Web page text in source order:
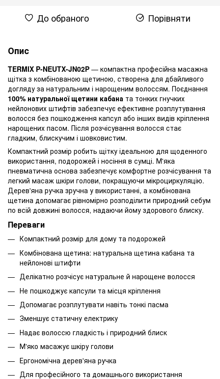
До обраного Порівняти
Опис
TERMIX P-NEUTX-JN02P — компактна професійна масажна
щітка з комбінованою щетиною, створена для дбайливого
догляду за натуральним і нарощеним волоссям. Поєднання
100% натуральної щетини кабана та тонких гнучких
нейлонових штифтів забезпечує ефективне розплутування
волосся без пошкодження капсул або інших видів кріплення
нарощених пасом. Після розчісування волосся стає
гладким, блискучим і шовковистим.
Компактний розмір робить щітку ідеальною для щоденного
використання, подорожей і носіння в сумці. М'яка
пневматична основа забезпечує комфортне розчісування та
легкий масаж шкіри голови, покращуючи мікроциркуляцію.
Дерев'яна ручка зручна у використанні, а комбінована
щетина допомагає рівномірно розподілити природний себум
по всій довжині волосся, надаючи йому здорового блиску.
Переваги
Компактний розмір для дому та подорожей
Комбінована щетина: натуральна щетина кабана та
нейлонові штифти
Делікатно розчісує натуральне й нарощене волосся
Не пошкоджує капсули та місця кріплення
Допомагає розплутувати навіть тонкі пасма
Зменшує статичну електрику
Надає волоссю гладкість і природний блиск
М'яко масажує шкіру голови
Ергономічна дерев'яна ручка
Для професійного та домашнього використання